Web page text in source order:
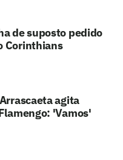
de suposto pedido
Corinthians
agita
'Vamos'